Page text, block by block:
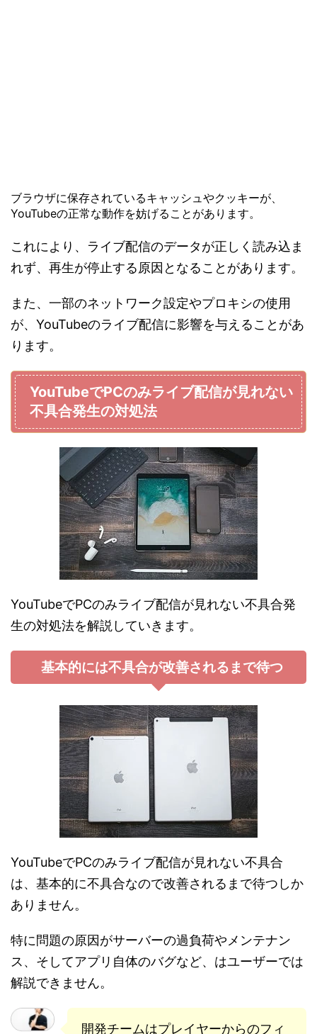
ブラウザに保存されているキャッシュやクッキーが、
YouTubeの正常な動作を妨げることがあります。
これにより、ライブ配信のデータが正しく読み込ま
れず、再生が停止する原因となることがあります。
また、一部のネットワーク設定やプロキシの使用
が、YouTubeのライブ配信に影響を与えることがあ
ります。
YouTubeでPCのみライブ配信が見れない
不具合発生の対処法
YouTubeでPCのみライブ配信が見れない不具合発
生の対処法を解説していきます。
基本的には不具合が改善されるまで待つ
YouTubeでPCのみライブ配信が見れない不具合
は、基本的に不具合なので改善されるまで待つしか
ありません。
特に問題の原因がサーバーの過負荷やメンテナン
ス、そしてアプリ自体のバグなど、はユーザーでは
解説できません。
開発チームはプレイヤーからのフィ